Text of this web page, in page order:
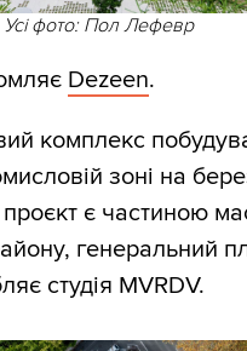
Усі фото: Пол Лефевр
Dezeen.
комплекс
зоні на
є частиною
генеральний
студія MVRDV.